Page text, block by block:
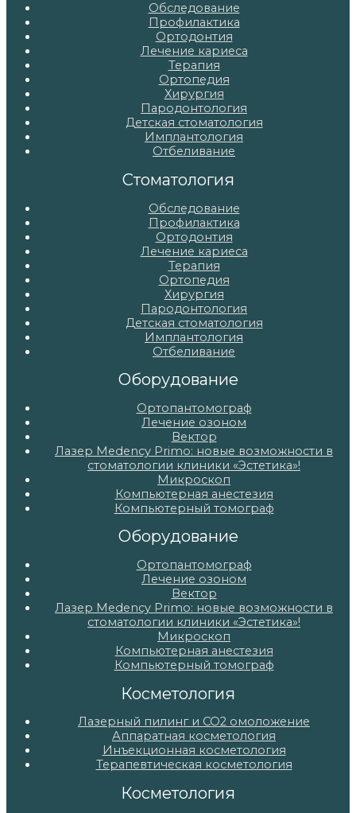
Обследование
Профилактика
Ортодонтия
Лечение кариеса
Терапия
Ортопедия
Хирургия
Пародонтология
Детская стоматология
Имплантология
Отбеливание
Стоматология
Обследование
Профилактика
Ортодонтия
Лечение кариеса
Терапия
Ортопедия
Хирургия
Пародонтология
Детская стоматология
Имплантология
Отбеливание
Оборудование
Ортопантомограф
Лечение озоном
Вектор
Лазер Medency Primo: новые возможности в
стоматологии клиники «Эстетика»!
Микроскоп
Компьютерная анестезия
Компьютерный томограф
Оборудование
Ортопантомограф
Лечение озоном
Вектор
Лазер Medency Primo: новые возможности в
стоматологии клиники «Эстетика»!
Микроскоп
Компьютерная анестезия
Компьютерный томограф
Косметология
Лазерный пилинг и СО2 омоложение
Аппаратная косметология
Инъекционная косметология
Терапевтическая косметология
Косметология